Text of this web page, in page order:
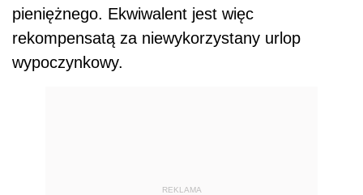
pieniężnego. Ekwiwalent jest więc
rekompensatą za niewykorzystany urlop
wypoczynkowy.
REKLAMA